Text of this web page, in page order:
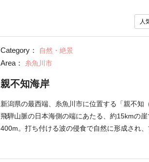
Category： 自然・絶景
Area： 糸魚川市
親不知海岸
新潟県の最西端、糸魚川市に位置する「親不知
飛騨山脈の日本海側の端にあたる、約15kmの
400m。打ち付ける波の侵食で自然に形成され、